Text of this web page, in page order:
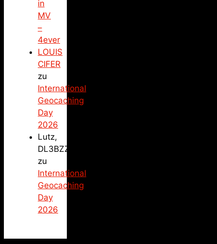
in
MV
–
4ever
LOUIS
CIFER
zu
International
Geocaching
Day
2026
Lutz,
DL3BZZ
zu
International
Geocaching
Day
2026